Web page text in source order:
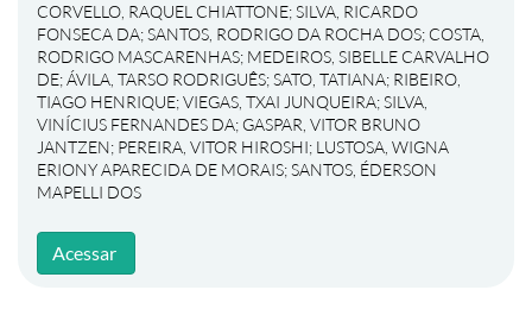
CORVELLO, RAQUEL CHIATTONE;SILVA, RICARDO
FONSECA DA;SANTOS, RODRIGO DA ROCHA DOS; COSTA,
RODRIGO MASCARENHAS; MEDEIROS, SIBELLE CARVALHO
DE;ÁVILA, TARSO RODRIGUÊS;SATO, TATIANA; RIBEIRO,
TIAGO HENRIQUE;VIEGAS, TXAI JUNQUEIRA;SILVA,
VINÍCIUS FERNANDES DA; GASPAR, VITOR BRUNO
JANTZEN; PEREIRA, VITOR HIROSHI; LUSTOSA, WIGNA
ERIONY APARECIDA DE MORAIS;SANTOS, ÉDERSON
MAPELLI DOS
Acessar